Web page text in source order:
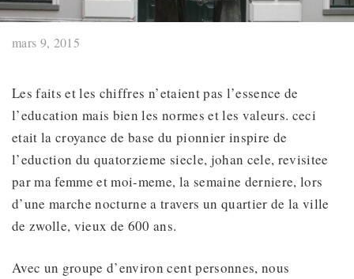
mars 9, 2015
Les faits et les chiffres n’etaient pas l’essence de
l’education mais bien les normes et les valeurs. ceci
etait la croyance de base du pionnier inspire de
l’eduction du quatorzieme siecle, johan cele, revisitee
par ma femme et moi-meme, la semaine derniere, lors
d’une marche nocturne a travers un quartier de la ville
de zwolle, vieux de 600 ans.
Avec un groupe d’environ cent personnes, nous